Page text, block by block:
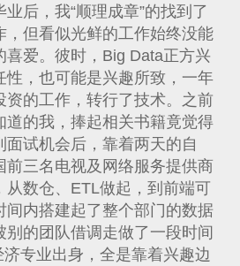
后，我“顺理成章”的找到了
，但看似光鲜的工作始终没能
喜爱。彼时，Big Data正方兴
性，也可能是兴趣所致，一年
资的工作，转行了技术。之前
道的我，捧起相关书籍竟觉得
试机会后，靠着两天的自
前三名电视及网络服务提供商
从数仓、ETL做起，到前端可
间内搭建起了整个部门的数据
别的团队借调走做了一段时间
专业出身，全是靠着兴趣边